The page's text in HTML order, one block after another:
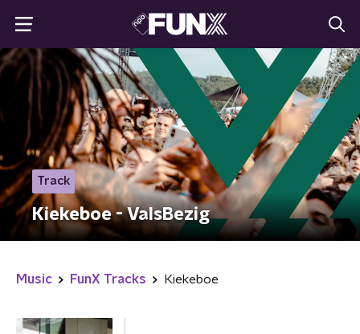
Track
Kiekeboe - ValsBezig
Music FunX Tracks Kiekeboe